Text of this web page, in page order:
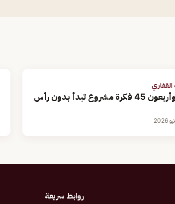
القفاري
خمسة وأربعون 45 فكرة مشروع تبدأ بدون رأس
روابط سريعة